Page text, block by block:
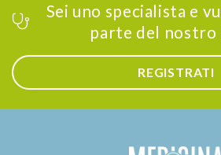
Sei uno specialista e
parte del nostro
REGISTRATI